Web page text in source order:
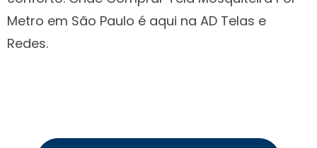
Metro em São Paulo é aqui na AD Telas e
Redes.